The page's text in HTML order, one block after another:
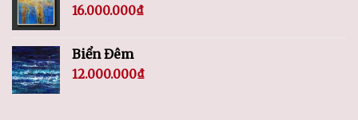
16.000.000₫
Biển Đêm
12.000.000₫